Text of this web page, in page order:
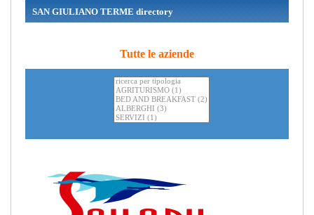
SAN GIULIANO TERME directory
Tutte le aziende